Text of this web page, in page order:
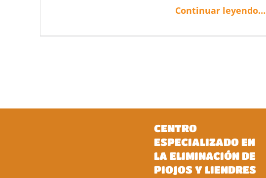
Continuar leyendo…
CENTRO
ESPECIALIZADO EN
LA ELIMINACIÓN DE
PIOJOS Y LIENDRES